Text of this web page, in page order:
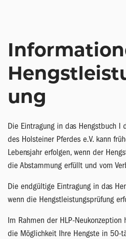
ung
Die Eintragung in das Hengstbuch I
des Holsteiner Pferdes e.V. kann
Lebensjahr erfolgen, wenn der
die Abstammung erfüllt und vom
Die endgültige Eintragung in das
wenn die Hengstleistungsprüfung
Im Rahmen der HLP-
die Möglichkeit Ihre Hengste in 50-